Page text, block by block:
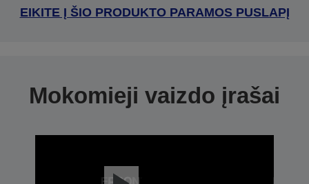
EIKITE Į ŠIO PRODUKTO PARAMOS PUSLAPĮ
Mokomieji vaizdo įrašai